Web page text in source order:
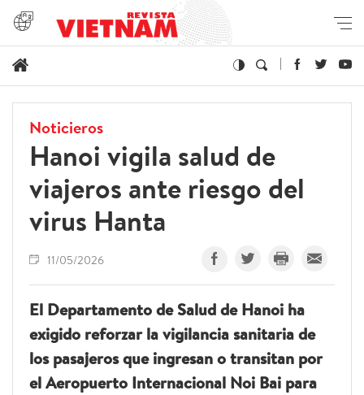
Noticieros
Hanoi vigila salud de
viajeros ante riesgo del
virus Hanta
11/05/2026
El Departamento de Salud de Hanoi ha
exigido reforzar la vigilancia sanitaria de
los pasajeros que ingresan o transitan por
el Aeropuerto Internacional Noi Bai para